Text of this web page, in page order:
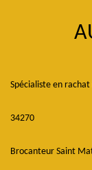
Spécialiste en
34270
Brocanteur Saint